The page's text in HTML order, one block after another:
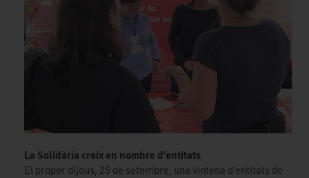
La Solidària creix en nombre d’entitats
El proper dijous, 25 de setembre, una vintena d’entitats de